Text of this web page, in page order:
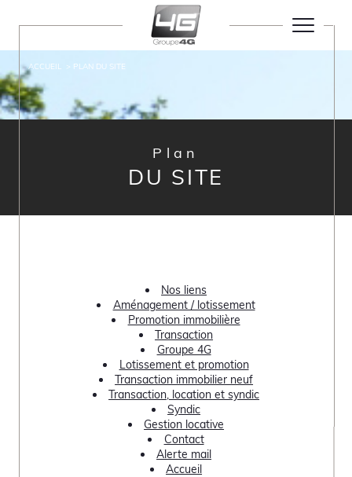
ACCUEIL PLAN DU SITE
Plan
DU SITE
Nos liens
Aménagement / lotissement
Promotion immobilière
Transaction
Groupe 4G
Lotissement et promotion
Transaction immobilier neuf
Transaction, location et syndic
Syndic
Gestion locative
Contact
Alerte mail
Accueil